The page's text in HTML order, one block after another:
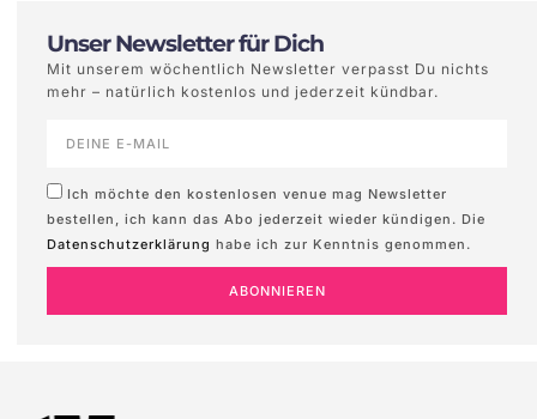
Unser Newsletter für Dich
Mit unserem wöchentlich Newsletter verpasst Du nichts
mehr – natürlich kostenlos und jederzeit kündbar.
Ich möchte den kostenlosen venue mag Newsletter
bestellen, ich kann das Abo jederzeit wieder kündigen. Die
Datenschutzerklärung habe ich zur Kenntnis genommen.
ABONNIEREN